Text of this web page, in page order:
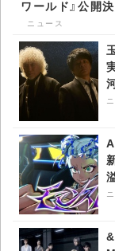
ワールド』公開
ーズ最新作はゲ
び出し現実世界
CDJournal ニ
ニュース